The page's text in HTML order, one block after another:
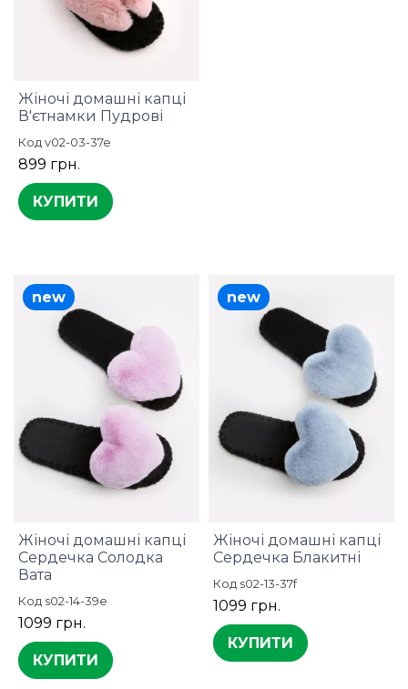
Жіночі домашні капці
В'єтнамки Пудрові
Код v02-03-37e
899 грн.
КУПИТИ
Жіночі домашні капці
Сердечка Солодка
Вата
Код s02-14-39e
1099 грн.
new
КУПИТИ
Жіночі домашні капці
Сердечка Блакитні
Код s02-13-37f
1099 грн.
new
КУПИТИ